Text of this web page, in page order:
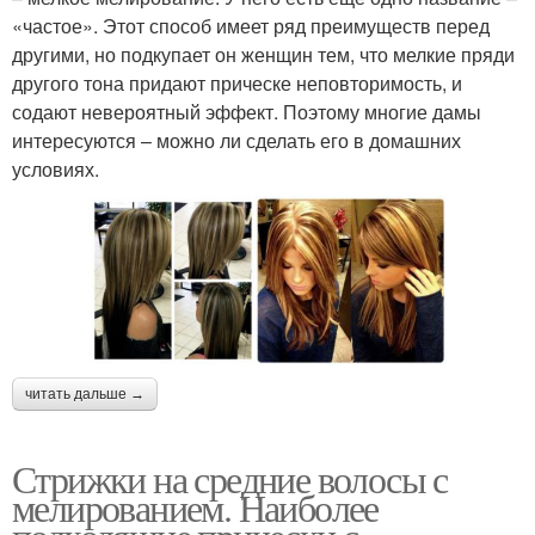
«частое». Этот способ имеет ряд преимуществ перед
другими, но подкупает он женщин тем, что мелкие пряди
другого тона придают прическе неповторимость, и
содают невероятный эффект. Поэтому многие дамы
интересуются – можно ли сделать его в домашних
условиях.
читать дальше →
Стрижки на средние волосы с
мелированием. Наиболее